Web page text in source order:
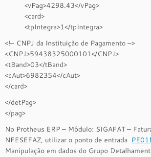
<vPag>4298.43</vPag>
<card>
<tpIntegra>1</tpIntegra>
<!– CNPJ da Instituição de Pagamento –>
<CNPJ>59438325000101</CNPJ>
<tBand>03</tBand>
<cAut>6982354</cAut>
</card>
</detPag>
</pag>
No Protheus ERP – Módulo: SIGAFAT –
NFESEFAZ, utilizar o ponto de entrada
Manipulação em dados do Grupo